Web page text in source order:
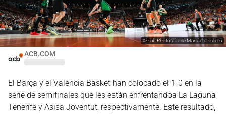
ACB.COM
©acb Photo / José Manuel Casares
El Barça y el Valencia Basket han colocado el 1-0 en la
serie de semifinales que les están enfrentandoa La Laguna
Tenerife y Asisa Joventut, respectivamente. Este resultado,